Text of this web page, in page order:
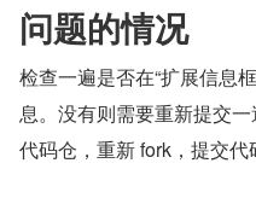
问题的情况
检查一遍是否在“扩展信息
息。没有则需要重新提交
代码仓，重新 fork，提交代